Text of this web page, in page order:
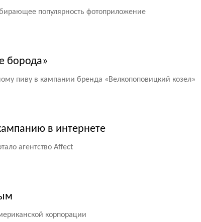
популярность фотоприложение
борода»
пиву в кампании бренда «Велкопоповицкий козел»
в интернете
агентство Affect
корпорации